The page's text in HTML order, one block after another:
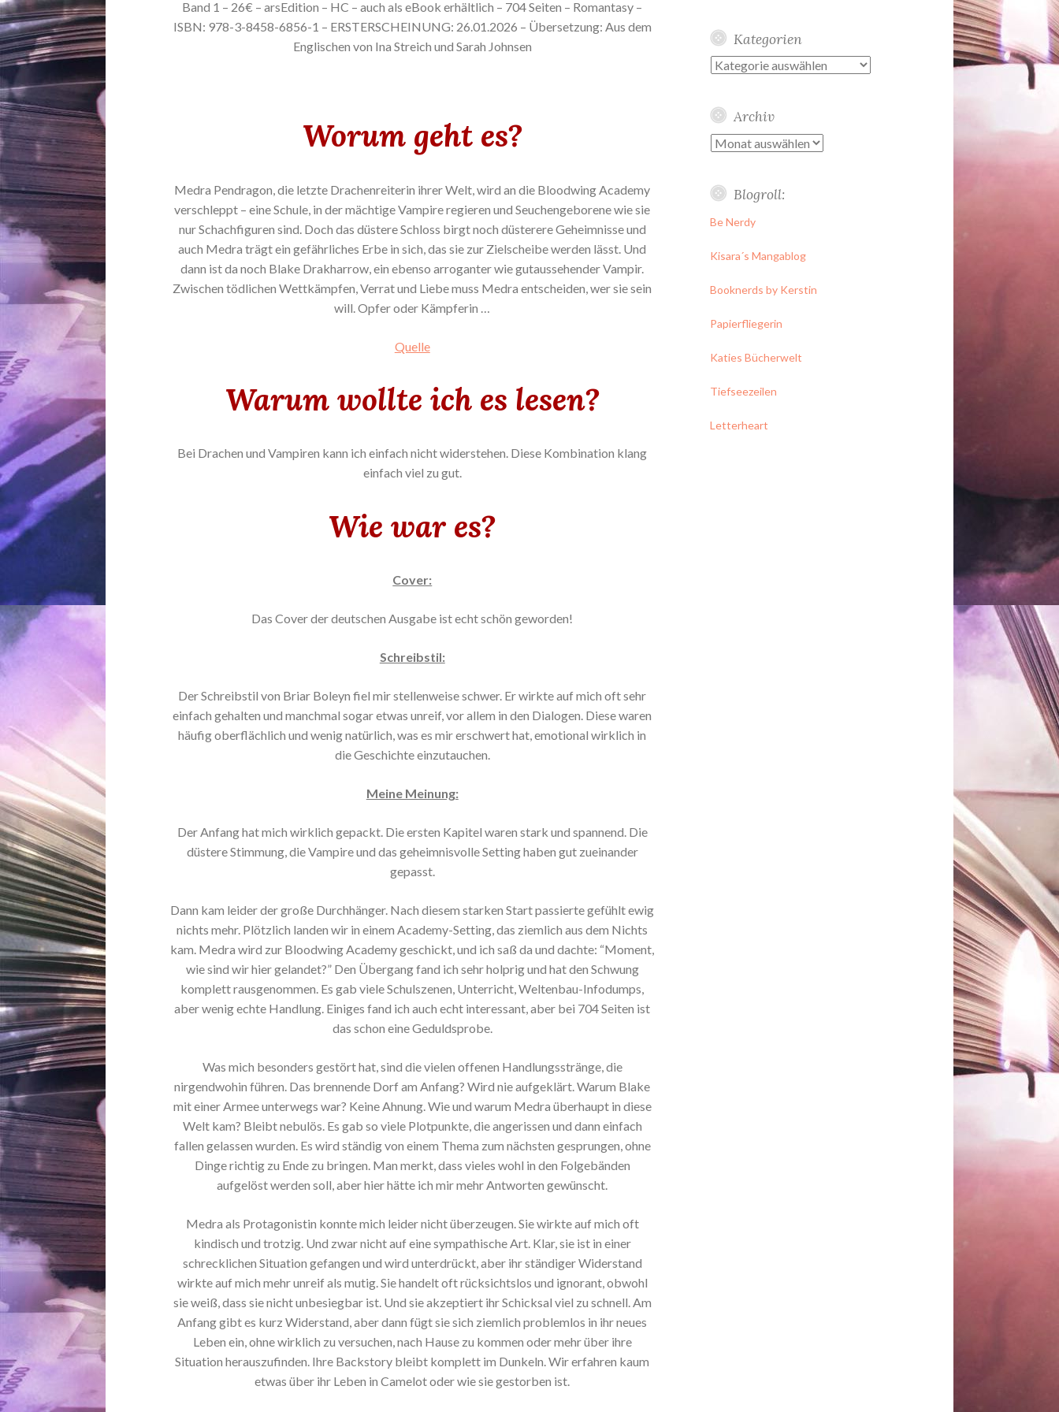
Band 1 – 26€ – arsEdition – HC – auch als eBook erhältlich – 704 Seiten – Romantasy –
ISBN: 978-3-8458-6856-1 – ERSTERSCHEINUNG: 26.01.2026 – Übersetzung: Aus dem
Englischen von Ina Streich und Sarah Johnsen
Worum geht es?
Medra Pendragon, die letzte Drachenreiterin ihrer Welt, wird an die Bloodwing Academy
verschleppt – eine Schule, in der mächtige Vampire regieren und Seuchengeborene wie sie
nur Schachfiguren sind. Doch das düstere Schloss birgt noch düsterere Geheimnisse und
auch Medra trägt ein gefährliches Erbe in sich, das sie zur Zielscheibe werden lässt. Und
dann ist da noch Blake Drakharrow, ein ebenso arroganter wie gutaussehender Vampir.
Zwischen tödlichen Wettkämpfen, Verrat und Liebe muss Medra entscheiden, wer sie sein
will. Opfer oder Kämpferin …
Quelle
Warum wollte ich es lesen?
Bei Drachen und Vampiren kann ich einfach nicht widerstehen. Diese Kombination klang
einfach viel zu gut.
Wie war es?
Cover:
Das Cover der deutschen Ausgabe ist echt schön geworden!
Schreibstil:
Der Schreibstil von Briar Boleyn fiel mir stellenweise schwer. Er wirkte auf mich oft sehr
einfach gehalten und manchmal sogar etwas unreif, vor allem in den Dialogen. Diese waren
häufig oberflächlich und wenig natürlich, was es mir erschwert hat, emotional wirklich in
die Geschichte einzutauchen.
Meine Meinung:
Der Anfang hat mich wirklich gepackt. Die ersten Kapitel waren stark und spannend. Die
düstere Stimmung, die Vampire und das geheimnisvolle Setting haben gut zueinander
gepasst.
Dann kam leider der große Durchhänger. Nach diesem starken Start passierte gefühlt ewig
nichts mehr. Plötzlich landen wir in einem Academy-Setting, das ziemlich aus dem Nichts
kam. Medra wird zur Bloodwing Academy geschickt, und ich saß da und dachte: “Moment,
wie sind wir hier gelandet?” Den Übergang fand ich sehr holprig und hat den Schwung
komplett rausgenommen. Es gab viele Schulszenen, Unterricht, Weltenbau-Infodumps,
aber wenig echte Handlung. Einiges fand ich auch echt interessant, aber bei 704 Seiten ist
das schon eine Geduldsprobe.
Was mich besonders gestört hat, sind die vielen offenen Handlungsstränge, die
nirgendwohin führen. Das brennende Dorf am Anfang? Wird nie aufgeklärt. Warum Blake
mit einer Armee unterwegs war? Keine Ahnung. Wie und warum Medra überhaupt in diese
Welt kam? Bleibt nebulös. Es gab so viele Plotpunkte, die angerissen und dann einfach
fallen gelassen wurden. Es wird ständig von einem Thema zum nächsten gesprungen, ohne
Dinge richtig zu Ende zu bringen. Man merkt, dass vieles wohl in den Folgebänden
aufgelöst werden soll, aber hier hätte ich mir mehr Antworten gewünscht.
Medra als Protagonistin konnte mich leider nicht überzeugen. Sie wirkte auf mich oft
kindisch und trotzig. Und zwar nicht auf eine sympathische Art. Klar, sie ist in einer
schrecklichen Situation gefangen und wird unterdrückt, aber ihr ständiger Widerstand
wirkte auf mich mehr unreif als mutig. Sie handelt oft rücksichtslos und ignorant, obwohl
sie weiß, dass sie nicht unbesiegbar ist. Und sie akzeptiert ihr Schicksal viel zu schnell. Am
Anfang gibt es kurz Widerstand, aber dann fügt sie sich ziemlich problemlos in ihr neues
Leben ein, ohne wirklich zu versuchen, nach Hause zu kommen oder mehr über ihre
Situation herauszufinden. Ihre Backstory bleibt komplett im Dunkeln. Wir erfahren kaum
etwas über ihr Leben in Camelot oder wie sie gestorben ist.
Kategorien
Kategorien
Archiv
Archiv
Blogroll:
Be Nerdy
Kisara´s Mangablog
Booknerds by Kerstin
Papierfliegerin
Katies Bücherwelt
Tiefseezeilen
Letterheart